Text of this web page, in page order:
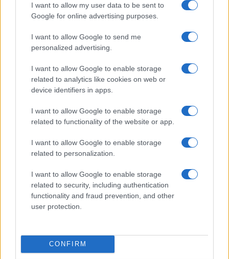
I want to allow my user data to be sent to
Google for online advertising purposes.
I want to allow Google to send me
personalized advertising.
I want to allow Google to enable storage
related to analytics like cookies on web or
device identifiers in apps.
I want to allow Google to enable storage
related to functionality of the website or app.
I want to allow Google to enable storage
related to personalization.
I want to allow Google to enable storage
related to security, including authentication
functionality and fraud prevention, and other
user protection.
CONFIRM
Calangianus, dopo le polemiche il centro
accoglienza minori chiude
Olbia, divieto di sosta contro spaccio e degrado:
esplode la protesta
NECROLOGIE
Mario Malu